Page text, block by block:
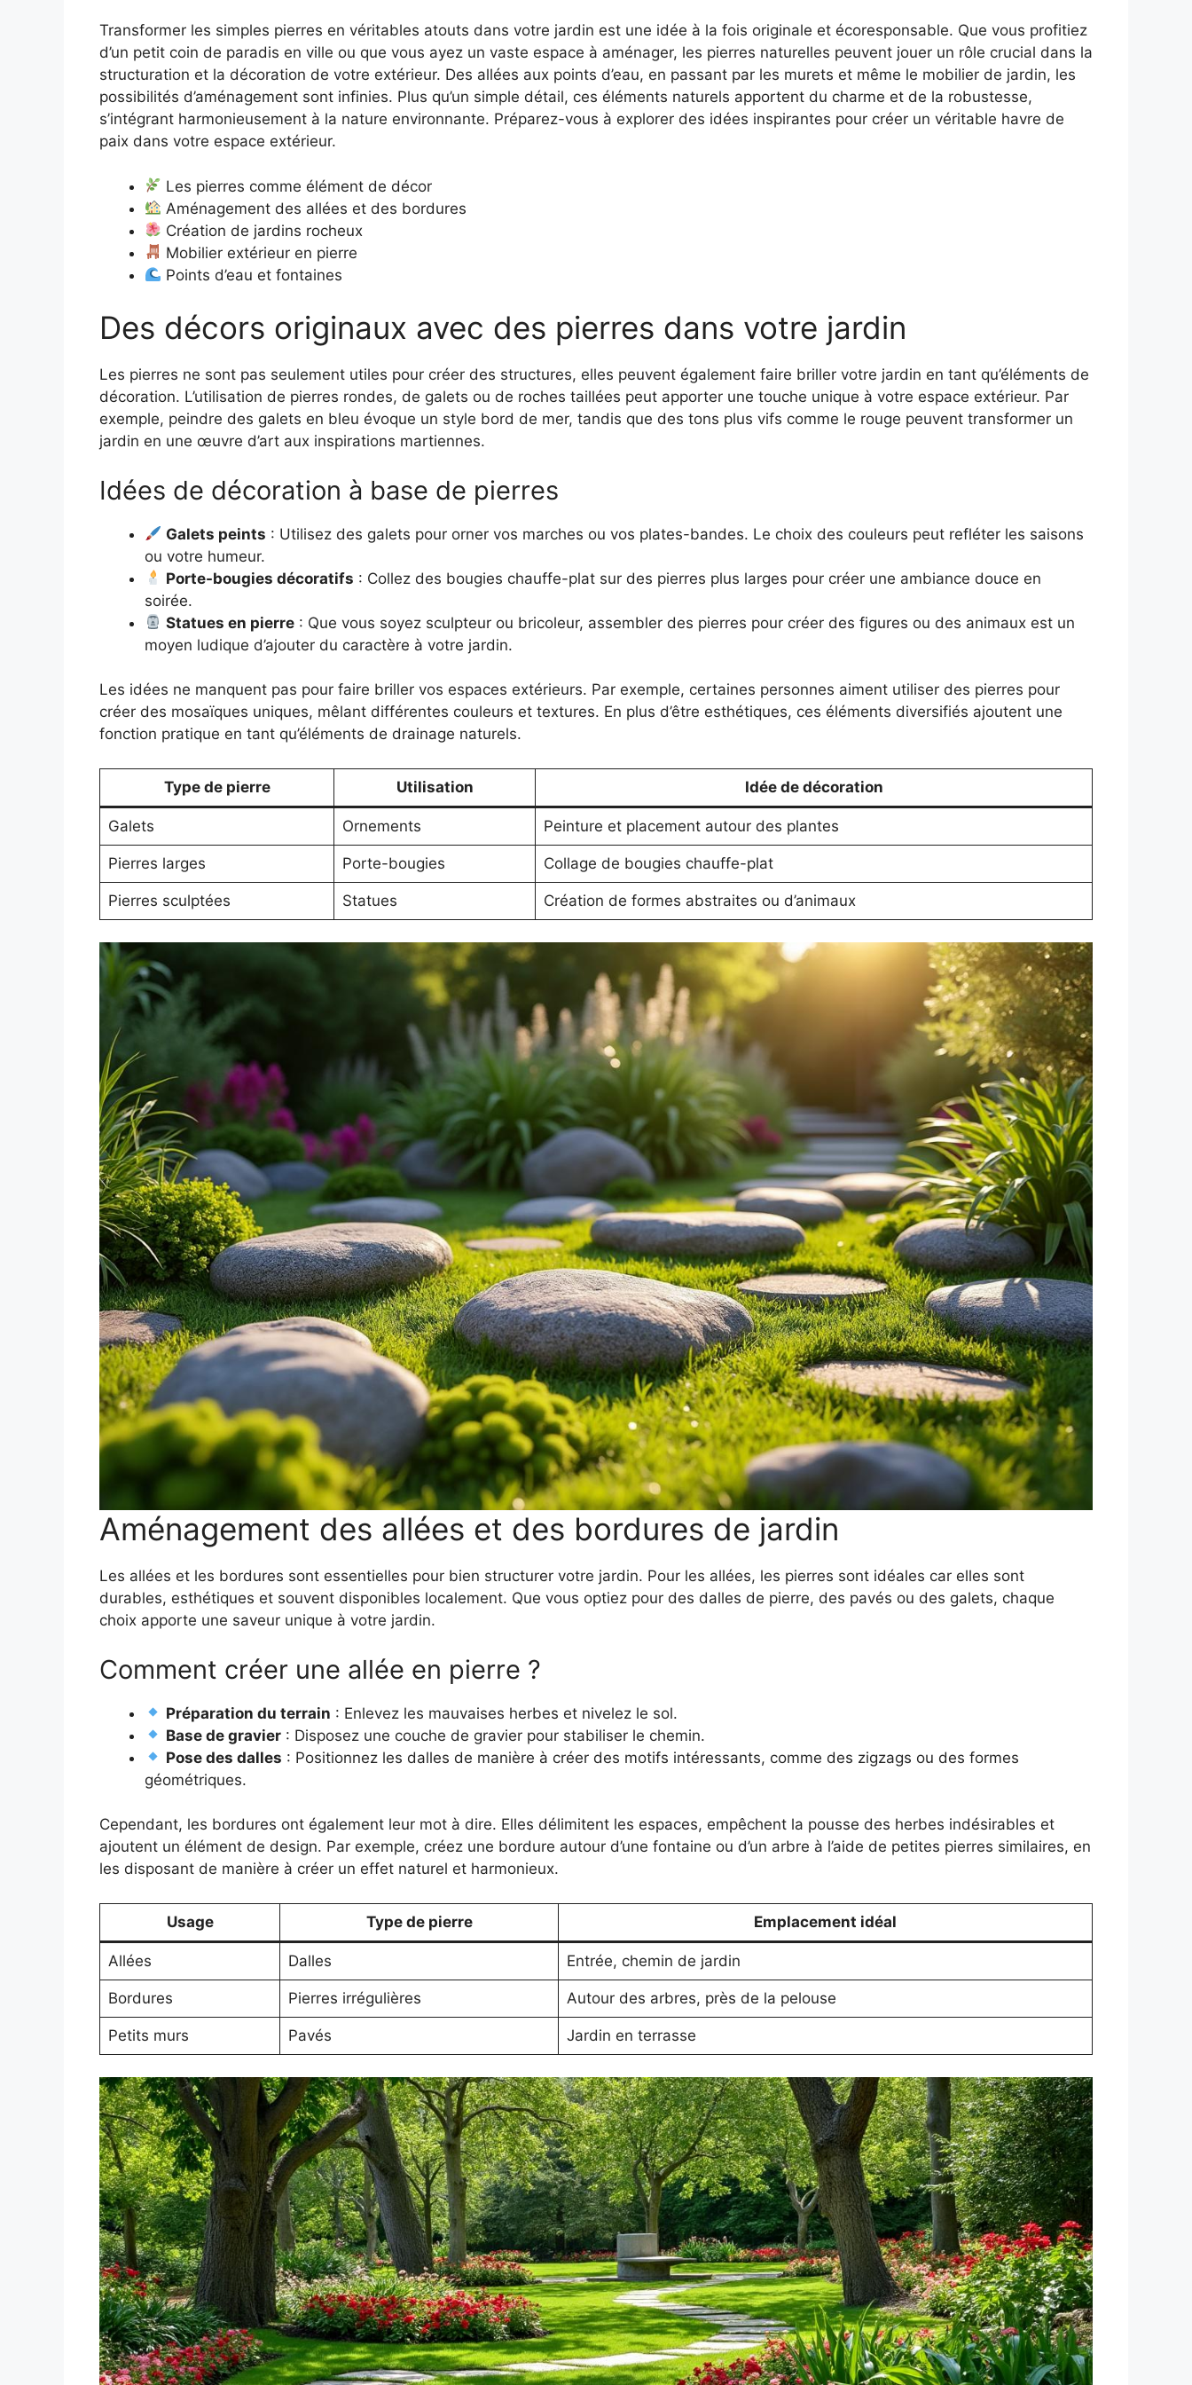
Transformer les simples pierres en véritables atouts dans votre jardin est une idée à la fois originale et écoresponsable. Que vous profitiez
d’un petit coin de paradis en ville ou que vous ayez un vaste espace à aménager, les pierres naturelles peuvent jouer un rôle crucial dans la
structuration et la décoration de votre extérieur. Des allées aux points d’eau, en passant par les murets et même le mobilier de jardin, les
possibilités d’aménagement sont infinies. Plus qu’un simple détail, ces éléments naturels apportent du charme et de la robustesse,
s’intégrant harmonieusement à la nature environnante. Préparez-vous à explorer des idées inspirantes pour créer un véritable havre de
paix dans votre espace extérieur.
Les pierres comme élément de décor
Aménagement des allées et des bordures
Création de jardins rocheux
Mobilier extérieur en pierre
Points d’eau et fontaines
Des décors originaux avec des pierres dans votre jardin
Les pierres ne sont pas seulement utiles pour créer des structures, elles peuvent également faire briller votre jardin en tant qu’éléments de
décoration. L’utilisation de pierres rondes, de galets ou de roches taillées peut apporter une touche unique à votre espace extérieur. Par
exemple, peindre des galets en bleu évoque un style bord de mer, tandis que des tons plus vifs comme le rouge peuvent transformer un
jardin en une œuvre d’art aux inspirations martiennes.
Idées de décoration à base de pierres
Galets peints : Utilisez des galets pour orner vos marches ou vos plates-bandes. Le choix des couleurs peut refléter les saisons
ou votre humeur.
Porte-bougies décoratifs : Collez des bougies chauffe-plat sur des pierres plus larges pour créer une ambiance douce en
soirée.
Statues en pierre : Que vous soyez sculpteur ou bricoleur, assembler des pierres pour créer des figures ou des animaux est un
moyen ludique d’ajouter du caractère à votre jardin.
Les idées ne manquent pas pour faire briller vos espaces extérieurs. Par exemple, certaines personnes aiment utiliser des pierres pour
créer des mosaïques uniques, mêlant différentes couleurs et textures. En plus d’être esthétiques, ces éléments diversifiés ajoutent une
fonction pratique en tant qu’éléments de drainage naturels.
Type de pierre Utilisation Idée de décoration
Galets Ornements Peinture et placement autour des plantes
Pierres larges Porte-bougies Collage de bougies chauffe-plat
Pierres sculptées Statues Création de formes abstraites ou d’animaux
Aménagement des allées et des bordures de jardin
Les allées et les bordures sont essentielles pour bien structurer votre jardin. Pour les allées, les pierres sont idéales car elles sont
durables, esthétiques et souvent disponibles localement. Que vous optiez pour des dalles de pierre, des pavés ou des galets, chaque
choix apporte une saveur unique à votre jardin.
Comment créer une allée en pierre ?
Préparation du terrain : Enlevez les mauvaises herbes et nivelez le sol.
Base de gravier : Disposez une couche de gravier pour stabiliser le chemin.
Pose des dalles : Positionnez les dalles de manière à créer des motifs intéressants, comme des zigzags ou des formes
géométriques.
Cependant, les bordures ont également leur mot à dire. Elles délimitent les espaces, empêchent la pousse des herbes indésirables et
ajoutent un élément de design. Par exemple, créez une bordure autour d’une fontaine ou d’un arbre à l’aide de petites pierres similaires, en
les disposant de manière à créer un effet naturel et harmonieux.
Usage Type de pierre Emplacement idéal
Allées Dalles Entrée, chemin de jardin
Bordures Pierres irrégulières Autour des arbres, près de la pelouse
Petits murs Pavés Jardin en terrasse